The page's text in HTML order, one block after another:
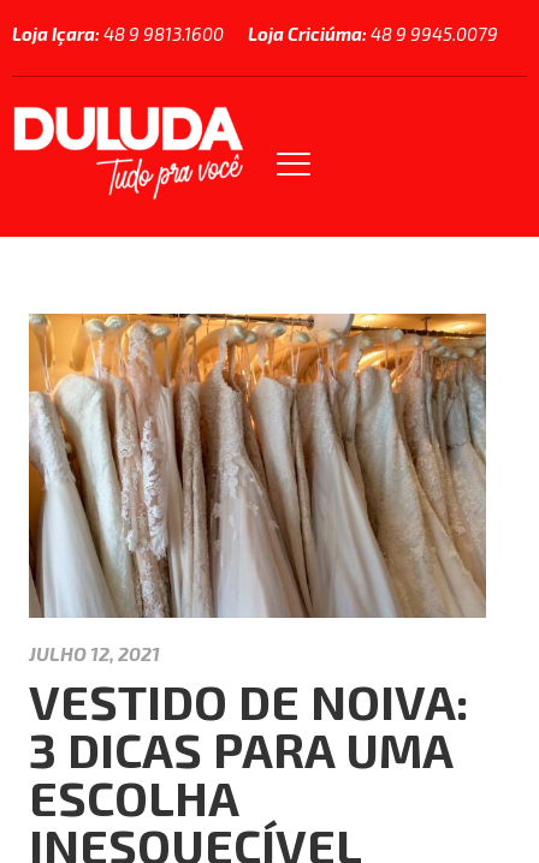
Loja Içara: 48 9 9813.1600 Loja Criciúma: 48 9 9945.0079
JULHO 12, 2021
VESTIDO DE NOIVA:
3 DICAS PARA UMA
ESCOLHA
INESQUECÍVEL